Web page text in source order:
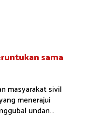
sama
masyarakat sivil
menerajui
undan...